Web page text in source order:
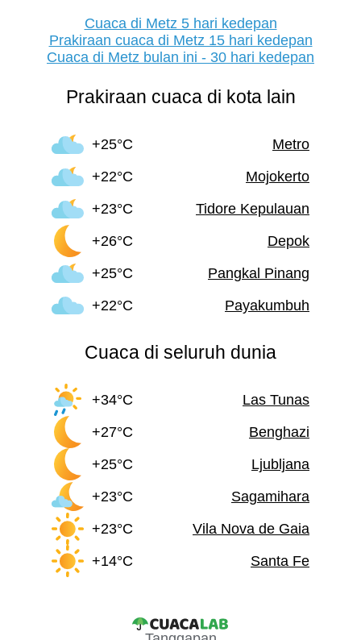
Cuaca di Metz 5 hari kedepan
Prakiraan cuaca di Metz 15 hari kedepan
Cuaca di Metz bulan ini - 30 hari kedepan
Prakiraan cuaca di kota lain
+25°C
Metro
+22°C
Mojokerto
+23°C
Tidore Kepulauan
+26°C
Depok
+25°C
Pangkal Pinang
+22°C
Payakumbuh
Cuaca di seluruh dunia
+34°C
Las Tunas
+27°C
Benghazi
+25°C
Ljubljana
+23°C
Sagamihara
+23°C
Vila Nova de Gaia
+14°C
Santa Fe